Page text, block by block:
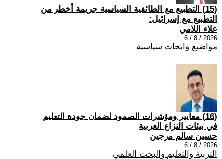
(15) التطبيع مع الطائفية السياسية جريمة أخطر من
التطبيع مع إسرائيل:
علاء اللامي
2026 / 8 / 6
مواضيع وابحاث سياسية
(16) معايير ومؤشرات الصمود لضمان جودة التعليم
في بيئات النزاع العربية
حسين سالم مرجين
2026 / 8 / 6
التربية والتعليم والبحث العلمي